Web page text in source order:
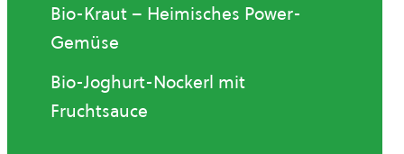
Bio-Kraut – Heimisches Power-
Gemüse
Bio-Joghurt-Nockerl mit
Fruchtsauce